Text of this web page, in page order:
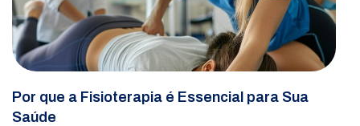
Por que a Fisioterapia é Essencial para Sua
Saúde